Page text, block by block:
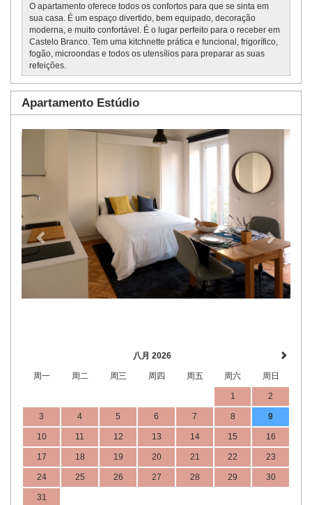
O apartamento oferece todos os confortos para que se sinta em
sua casa. É um espaço divertido, bem equipado, decoração
moderna, e muito confortável. É o lugar perfeito para o receber em
Castelo Branco. Tem uma kitchnette prática e funcional, frigorífico,
fogão, microondas e todos os utensílios para preparar as suas
refeições.
Apartamento Estúdio
Next
八月 2026
周一 周二 周三 周四 周五 周六 周日
1 2
3 4 5 6 7 8 9
10 11 12 13 14 15 16
17 18 19 20 21 22 23
24 25 26 27 28 29 30
31